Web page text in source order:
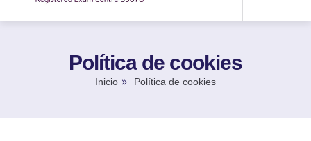
Política de cookies
Inicio Política de cookies